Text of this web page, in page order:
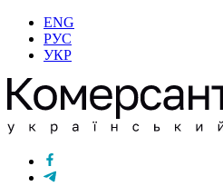
ENG
РУС
УКР